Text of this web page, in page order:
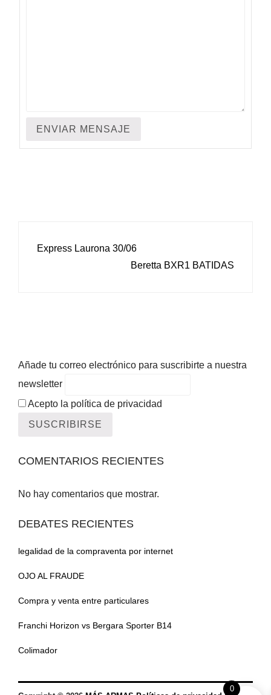
NAVEGACIÓN
Express Laurona 30/06
Beretta BXR1 BATIDAS
Añade tu correo electrónico para suscribirte a nuestra
newsletter
Acepto la política de privacidad
COMENTARIOS RECIENTES
No hay comentarios que mostrar.
DEBATES RECIENTES
legalidad de la compraventa por internet
OJO AL FRAUDE
Compra y venta entre particulares
Franchi Horizon vs Bergara Sporter B14
Colimador
0